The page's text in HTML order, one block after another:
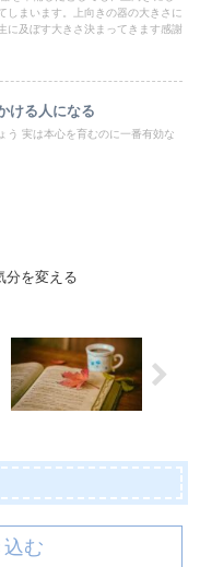
しまいます。上向きの器の大きさに
に及ぼす大きさ決まってきます感謝
ける人になる
う 実は本心を育むのに一番有効な
分を変える
込む